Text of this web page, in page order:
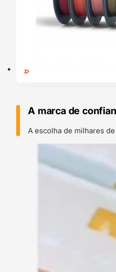
A marca de
A escolha de milhares